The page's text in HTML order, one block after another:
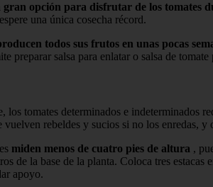
opción para disfrutar de los tomates
una única cosecha récord.
todos sus frutos en unas pocas
preparar salsa para enlatar o salsa de tomate
los tomates determinados e indeterminados
vuelven rebeldes y sucios si no los enredas,
miden menos de cuatro pies de altura ,
de la base de la planta. Coloca tres
apoyo.